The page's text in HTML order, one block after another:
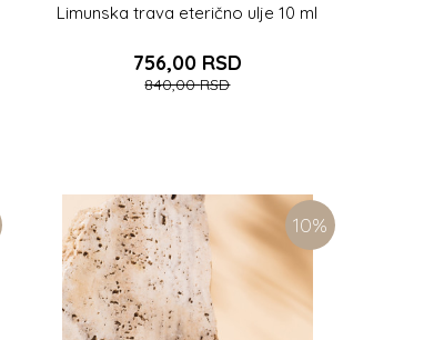
Limunska trava eterično ulje 10 ml
756,00 RSD
840,00RSD
10%